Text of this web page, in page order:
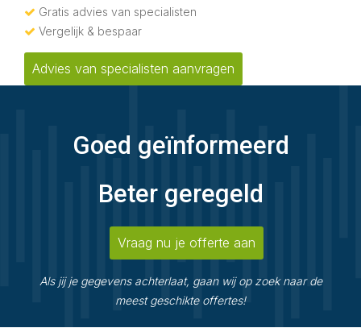
Gratis advies van specialisten
Vergelijk & bespaar
Advies van specialisten aanvragen
Vraag nu je offerte aan
Goed geïnformeerd
Beter geregeld
Als jij je gegevens achterlaat, gaan wij op zoek naar de
meest geschikte offertes!